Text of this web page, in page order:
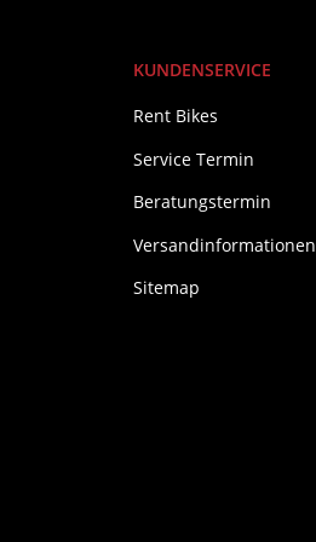
KUNDENSERVICE
Rent Bikes
Service Termin
Beratungstermin
Versandinformationen
Sitemap